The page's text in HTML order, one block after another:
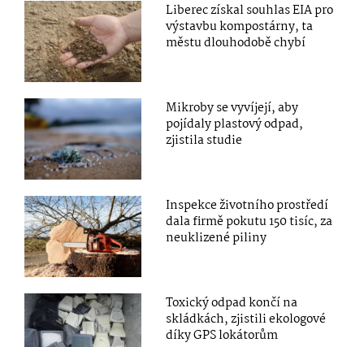
Liberec získal souhlas EIA pro
výstavbu kompostárny, ta
městu dlouhodobě chybí
Mikroby se vyvíjejí, aby
pojídaly plastový odpad,
zjistila studie
Inspekce životního prostředí
dala firmě pokutu 150 tisíc, za
neuklizené piliny
Toxický odpad končí na
skládkách, zjistili ekologové
díky GPS lokátorům